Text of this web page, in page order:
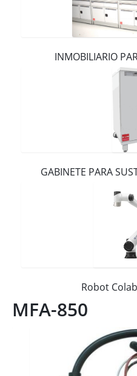
INMOBILIARIO
GABINETE PARA
Robot
MFA-850